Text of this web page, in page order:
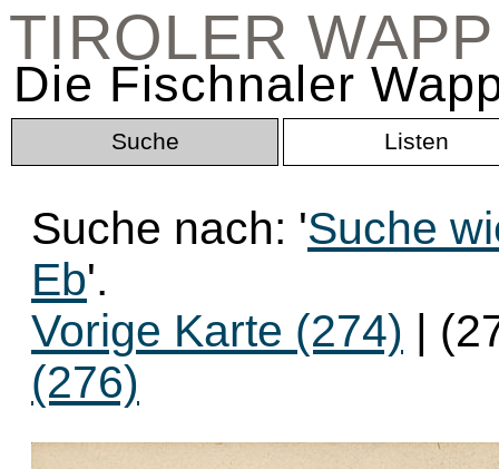
TIROLER
Die Fischnaler
Suche Listen
Suche nach: 'Suche
Eb'.
Vorige Karte (274) |
(276)